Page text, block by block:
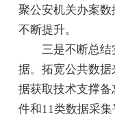
聚公安机关办案
不断提升。
三是不断总
据。拓宽公共数
据获取技术支撑
件和11类数据采